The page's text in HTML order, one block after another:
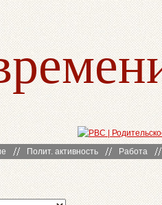
Полит. активность Работа